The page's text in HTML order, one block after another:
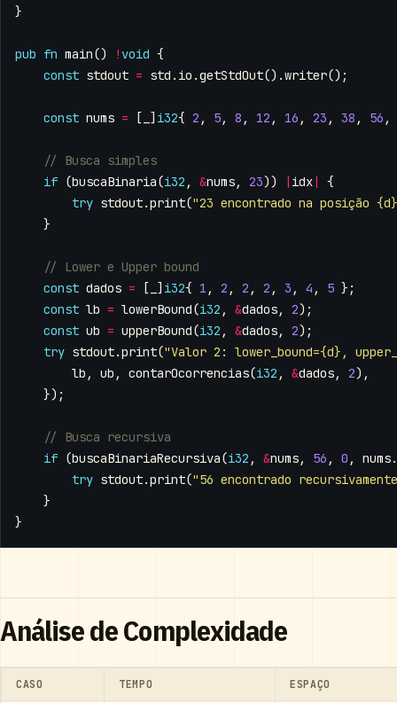
}
pub fn main() ! void {
const stdout = std . io .getStdOut().writer();
const nums = [ ] i32{ 2 , 5, 8 , 12 , 16 , 23 , 38 , 56 ,
if (buscaBinaria(i32 , &nums, 23)) | idx|
{
try stdout.print("23 encontrado na posição {d}
}
const dados = [ ] i32{ 1 , 2 , 2 , 2 , 3 , 4 , 5 };
const lb = lowerBound(i32 , &dados, 2);
const ub = upperBound(i32 , &dados, 2);
try stdout.print("Valor 2: lower_bound={d},
lb , ub , contarOcorrencias(i32 , &dados, 2),
});
if (buscaBinariaRecursiva(i32 , &nums, 56 , 0 , nums.
try stdout.print("56 encontrado
}
}
Análise de Complexidade
CASO TEMPO ESPAÇO